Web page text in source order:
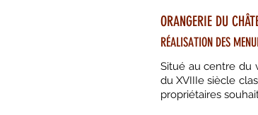
ORANGERIE DU
RÉALISATION DES
Situé au centre du
duXVIIIe siècle
propriétaires